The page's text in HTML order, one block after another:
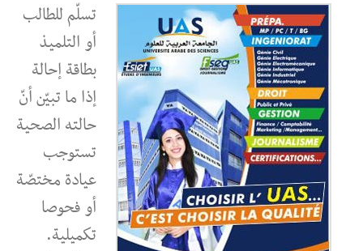
تسلّم للطالب
أو التلميذ
بطاقة إحالة
إذا ما تبيّن أنّ
حالته الصحية
تستوجب
عيادة مختصّة
أو فحوصا
تكميلية.